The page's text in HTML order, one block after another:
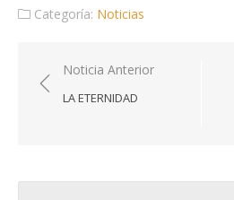
Categoría: Noticias
Navegación
de
Noticia Anterior
LA ETERNIDAD